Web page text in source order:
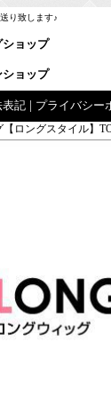
り致します♪
ョップ
ョップ
記 プライバシー
ロングスタイル】